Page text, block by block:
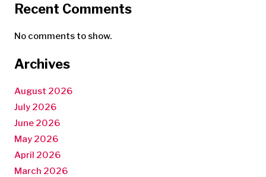
Recent Comments
No comments to show.
Archives
August 2026
July 2026
June 2026
May 2026
April 2026
March 2026